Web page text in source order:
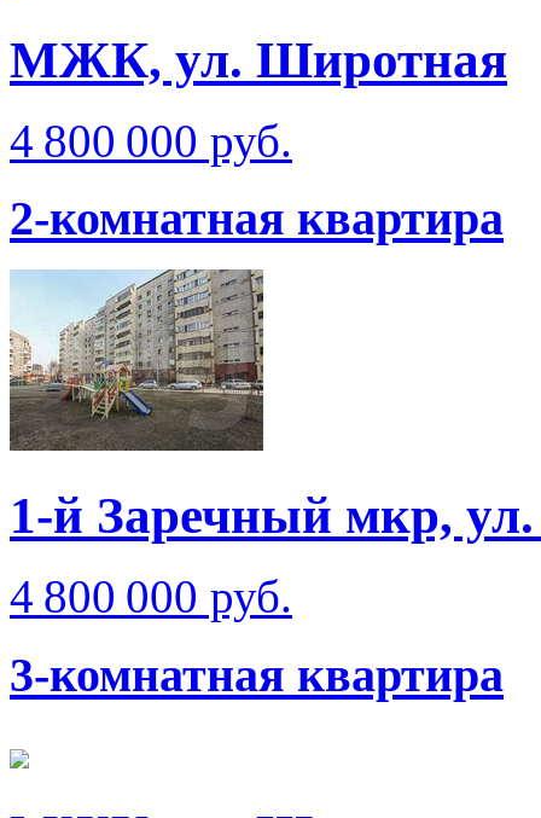
МЖК, ул. Широтная
4 800 000 руб.
2-комнатная квартира
1-й Заречный мкр,
4 800 000 руб.
3-комнатная квартира